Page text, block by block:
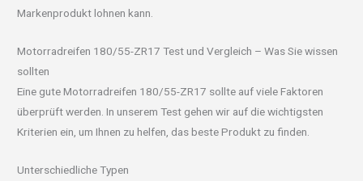
Markenprodukt lohnen kann.
Motorradreifen 180/55-ZR17 Test und Vergleich – Was Sie wissen
sollten
Eine gute Motorradreifen 180/55-ZR17 sollte auf viele Faktoren
überprüft werden. In unserem Test gehen wir auf die wichtigsten
Kriterien ein, um Ihnen zu helfen, das beste Produkt zu finden.
Unterschiedliche Typen